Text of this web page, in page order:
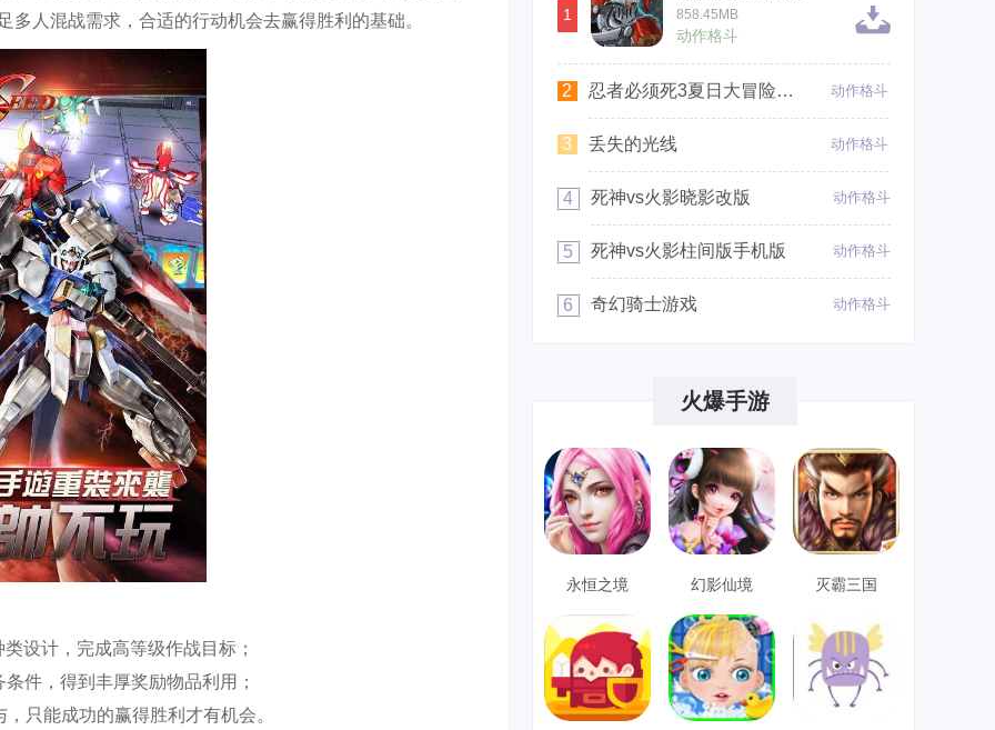
人混战需求，合适的行动机会去赢得胜利的基础。
设计，完成高等级作战目标；
件，得到丰厚奖励物品利用；
只能成功的赢得胜利才有机会。
1 858.45MB
动作格斗
2 忍者必须死3夏日大冒险版本 动作格斗
3 丢失的光线 动作格斗
4 死神vs火影晓影改版 动作格斗
5 死神vs火影柱间版手机版 动作格斗
6 奇幻骑士游戏 动作格斗
火爆手游
永恒之境 幻影仙境 灭霸三国